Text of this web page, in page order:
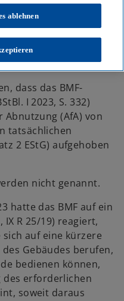
von Gebäuden nach
dass das BMF-
I 2023, S. 332)
(AfA) von
tatsächlichen
2 EStG) aufgehoben
nicht genannt.
hatte das BMF auf ein
IX R 25/19) reagiert,
auf eine kürzere
Gebäudes berufen,
bedienen können,
des erforderlichen
soweit daraus
ablehnen